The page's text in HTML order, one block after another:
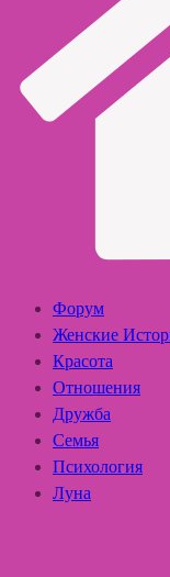
Форум
Женские
Красота
Отношения
Дружба
Семья
Психология
Луна